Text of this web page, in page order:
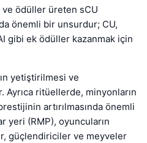
ödüller üreten sCU
önemli bir unsurdur; CU,
gibi ek ödüller kazanmak için
yetiştirilmesi ve
ritüellerde, minyonların
artırılmasında önemli
yeri (RMP), oyuncuların
güçlendiriciler ve meyveler